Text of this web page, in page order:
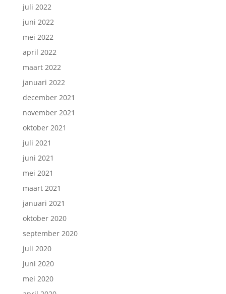
juli 2022
juni 2022
mei 2022
april 2022
maart 2022
januari 2022
december 2021
november 2021
oktober 2021
juli 2021
juni 2021
mei 2021
maart 2021
januari 2021
oktober 2020
september 2020
juli 2020
juni 2020
mei 2020